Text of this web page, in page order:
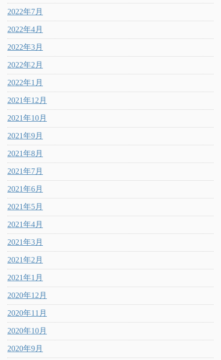
2022年7月
2022年4月
2022年3月
2022年2月
2022年1月
2021年12月
2021年10月
2021年9月
2021年8月
2021年7月
2021年6月
2021年5月
2021年4月
2021年3月
2021年2月
2021年1月
2020年12月
2020年11月
2020年10月
2020年9月